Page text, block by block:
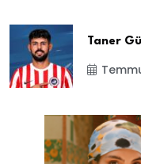
Taner